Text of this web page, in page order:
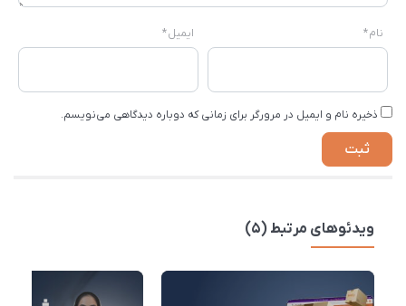
نام* ایمیل*
ذخیره نام و ایمیل در مرورگر برای زمانی که دوباره دیدگاهی می‌نویسم.
ویدئوهای مرتبط (5)